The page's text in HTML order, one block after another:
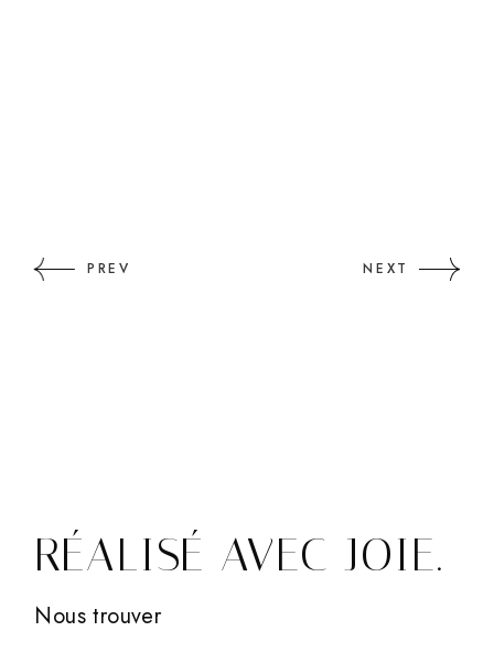
PREV NEXT
RÉALISÉ AVEC JOIE.
Nous trouver